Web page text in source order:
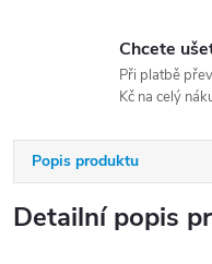
Chcete
Při platbě
Kč na celý
Popis produktu
Detailní popis